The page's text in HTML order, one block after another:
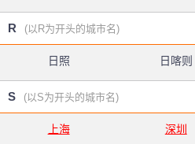
R (以R为开头的城市名)
日照 日喀则
S (以S为开头的城市名)
上海 深圳